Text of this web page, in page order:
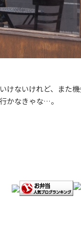
けないけれど、また機
かなきゃな…。